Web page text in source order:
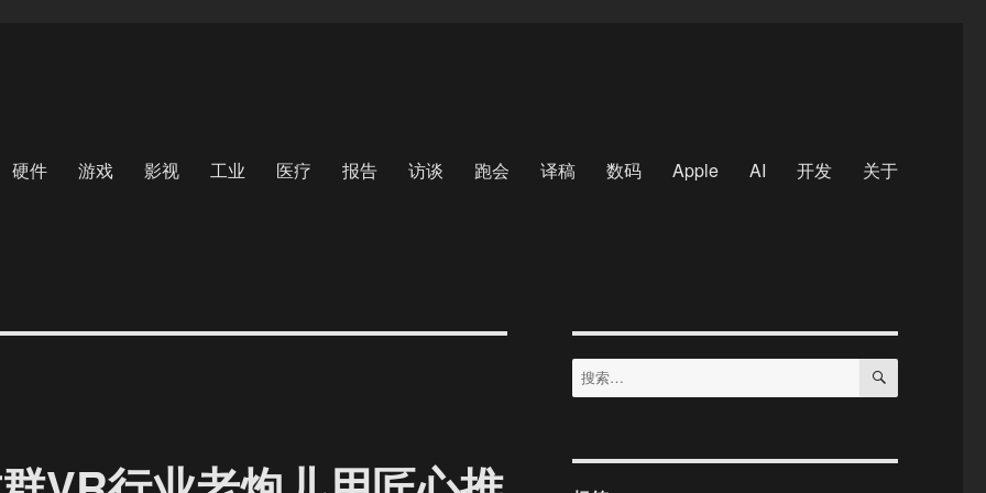
硬件 游戏 影视 工业 医疗 报告 访谈 跑会 译稿 数码 Apple AI 开发 关于
搜
索：
搜